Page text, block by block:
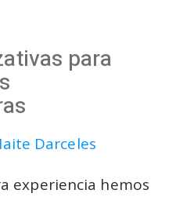
para
Darceles
experiencia hemos